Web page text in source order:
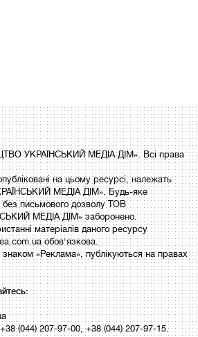
УКРАЇНСЬКИЙ МЕДІА ДІМ». Всі права
на цьому ресурсі, належать
МЕДІА ДІМ». Будь-яке
без письмового дозволу ТОВ
МЕДІА ДІМ» заборонено.
матеріалів даного ресурсу
обов'язкова.
«Реклама», публікуються на правах
(044) 207-97-00, +38 (044) 207-97-15.